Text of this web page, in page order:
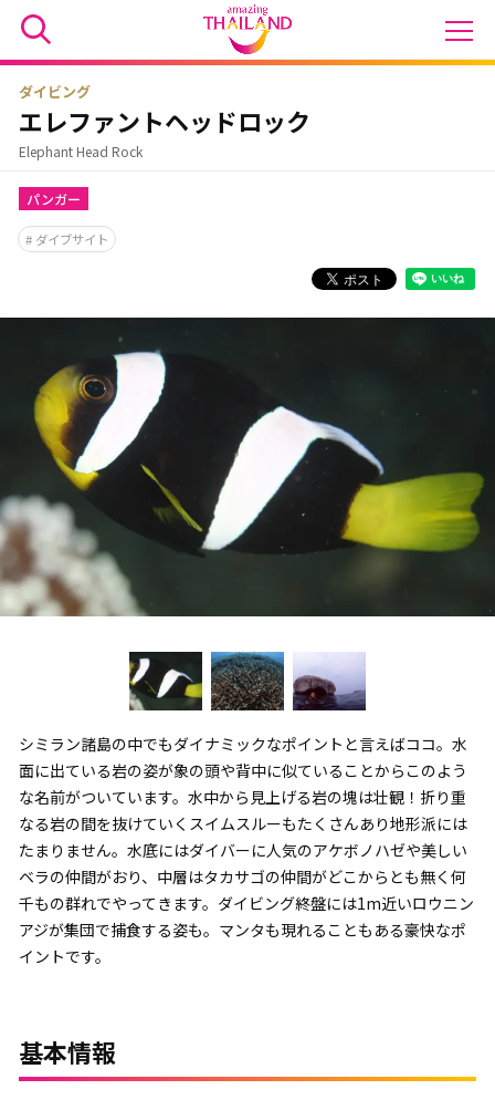
ダイビング
エレファントヘッドロック
Elephant Head Rock
パンガー
ダイブサイト
シミラン諸島の中でもダイナミックなポイントと言えばココ。水
面に出ている岩の姿が象の頭や背中に似ていることからこのよう
な名前がついています。水中から見上げる岩の塊は壮観！折り重
なる岩の間を抜けていくスイムスルーもたくさんあり地形派には
たまりません。水底にはダイバーに人気のアケボノハゼや美しい
ベラの仲間がおり、中層はタカサゴの仲間がどこからとも無く何
千もの群れでやってきます。ダイビング終盤には1m近いロウニン
アジが集団で捕食する姿も。マンタも現れることもある豪快なポ
イントです。
基本情報